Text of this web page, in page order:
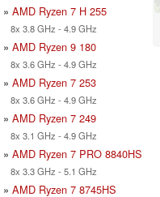
» AMD Ryzen 7 H 255
8x 3.8 GHz - 4.9 GHz
» AMD Ryzen 9 180
8x 3.6 GHz - 4.9 GHz
» AMD Ryzen 7 253
8x 3.6 GHz - 4.9 GHz
» AMD Ryzen 7 249
8x 3.1 GHz - 4.9 GHz
» AMD Ryzen 7 PRO 8840HS
8x 3.3 GHz - 5.1 GHz
» AMD Ryzen 7 8745HS